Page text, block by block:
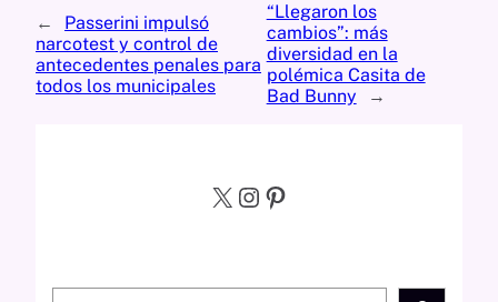
←
Passerini impulsó
narcotest y control de
antecedentes penales para
todos los municipales
“Llegaron los
cambios”: más
diversidad en la
polémica Casita de
Bad Bunny
→
X Instagram Pinterest